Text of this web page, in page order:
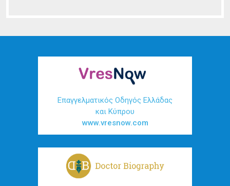
Επαγγελματικός Οδηγός Ελλάδας
και Κύπρου
www.vresnow.com